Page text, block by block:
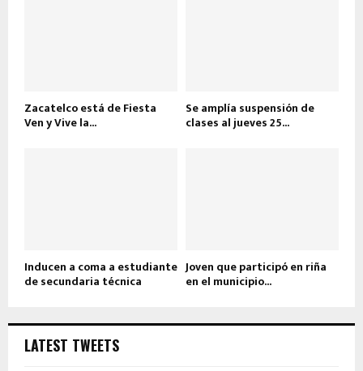
Zacatelco está de Fiesta
Ven y Vive la...
Se amplía suspensión de
clases al jueves 25...
Inducen a coma a estudiante
de secundaria técnica
Joven que participó en riña
en el municipio...
LATEST TWEETS